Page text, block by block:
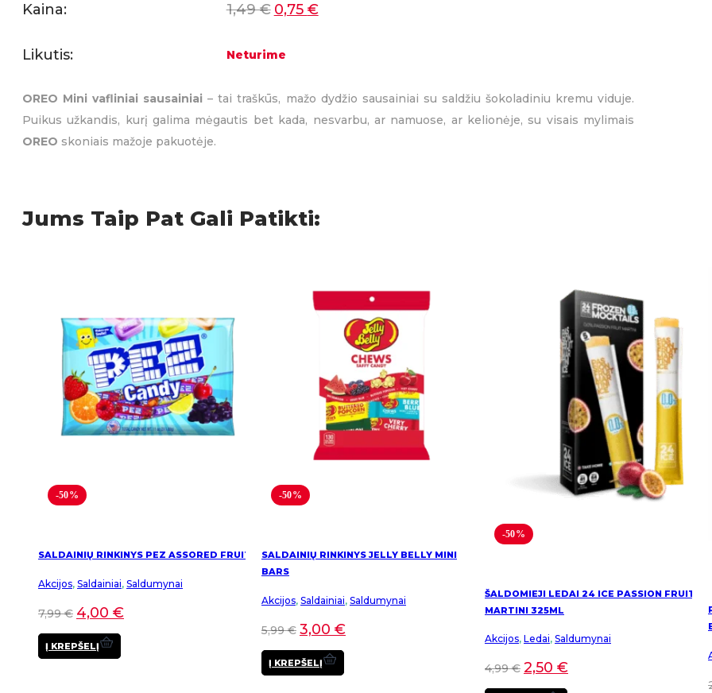
Kaina: 1,49€ 0,75 €
Likutis: Neturime
OREO Mini vafliniai sausainiai – tai traškūs, mažo dydžio sausainiai su saldžiu šokoladiniu kremu viduje.
Puikus užkandis, kurį galima mėgautis bet kada, nesvarbu, ar namuose, ar kelionėje, su visais mylimais
OREO skoniais mažoje pakuotėje.
Jums Taip Pat Gali Patikti:
-50%
SALDAINIŲ RINKINYS PEZ ASSORED FRUIT
Akcijos, Saldainiai, Saldumynai
7,99€ 4,00 €
Į KREPŠELĮ
-50%
SALDAINIŲ RINKINYS JELLY BELLY MINI
BARS
Akcijos, Saldainiai, Saldumynai
5,99€ 3,00 €
Į KREPŠELĮ
-50%
ŠALDOMIEJI LEDAI 24 ICE PASSION FRUIT
MARTINI 325ML
Akcijos, Ledai, Saldumynai
4,99€ 2,50 €